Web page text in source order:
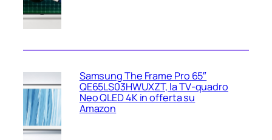
Samsung The Frame Pro 65″
QE65LS03HWUXZT, la TV‑quadro
Neo QLED 4K in offerta su
Amazon